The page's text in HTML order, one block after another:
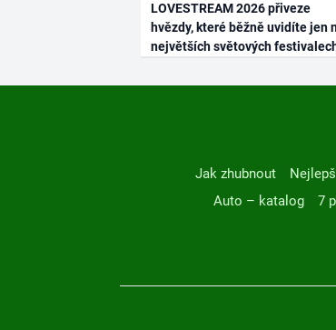
LOVESTREAM 2026 přiveze
hvězdy, které běžně uvidíte jen
největších světových
Jak zhubnout
Auto – katalog
7